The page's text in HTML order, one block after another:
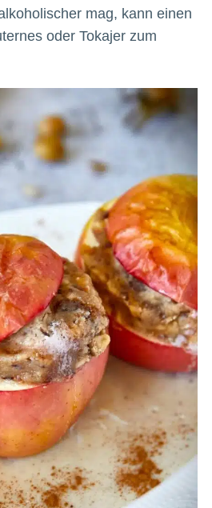
mag, kann einen
oder Tokajer zum